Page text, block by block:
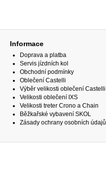
Informace
Doprava a platba
Servis jízdních kol
Obchodní podmínky
Oblečení Castelli
Výběr velikosti oblečení Castelli
Velikosti oblečení IXS
Velikosti treter Crono a Chain
Běžkařské vybavení SKOL
Zásady ochrany osobních údajů